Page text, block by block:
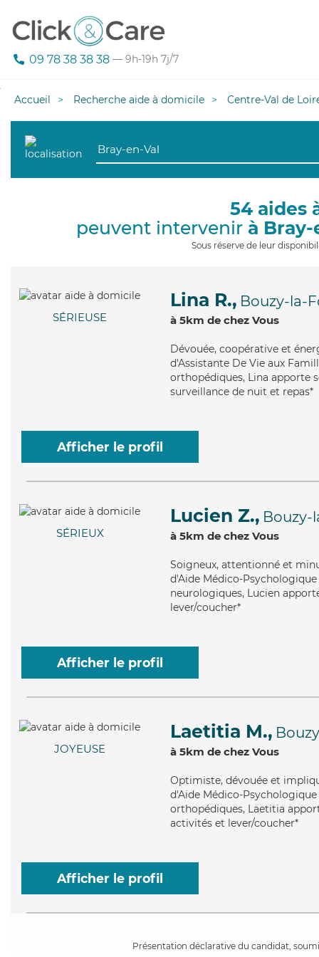
09 78 38 38 38 — 9h-19h 7j/7
Accueil Recherche aide à domicile Centre-Val de
54 aides
peuvent intervenir à Bray-
Sous réserve de leur
SÉRIEUSE
Lina R., Bouzy-la-
à 5km de chez Vous
Dévouée, coopérative et
d'Assistante De Vie aux
orthopédiques, Lina apporte
surveillance de nuit et repas*
Afficher le profil
SÉRIEUX
Lucien Z., Bouzy-
à 5km de chez Vous
Soigneux, attentionné et
d'Aide Médico-
neurologiques, Lucien
lever/coucher*
Afficher le profil
JOYEUSE
Laetitia M.,
à 5km de chez Vous
Optimiste, dévouée et
d'Aide Médico-
orthopédiques, Laetitia
activités et lever/coucher*
Afficher le profil
Présentation déclarative du candidat,